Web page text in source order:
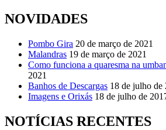
NOVIDADES
Pombo Gira 20 de março de 2021
Malandras 19 de março de 2021
Como funciona a quaresma na
2021
Banhos de Descargas 18 de julho de
Imagens e Orixás 18 de julho de
NOTÍCIAS RECENTES